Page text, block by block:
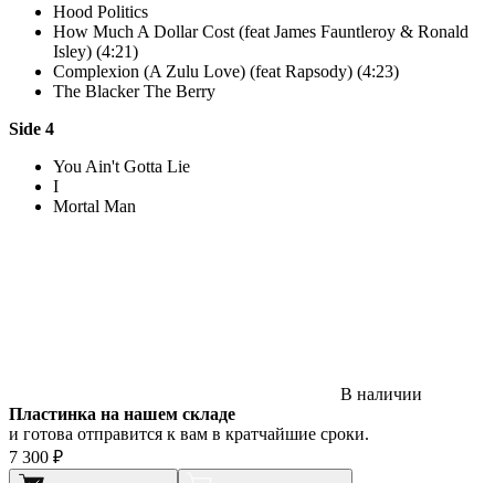
Hood Politics
How Much A Dollar Cost (feat James Fauntleroy & Ronald
Isley) (4:21)
Complexion (A Zulu Love) (feat Rapsody) (4:23)
The Blacker The Berry
Side 4
You Ain't Gotta Lie
I
Mortal Man
В наличии
Пластинка на нашем складе
и готова отправится к вам в кратчайшие сроки.
7 300 ₽